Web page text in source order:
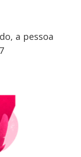
a pessoa